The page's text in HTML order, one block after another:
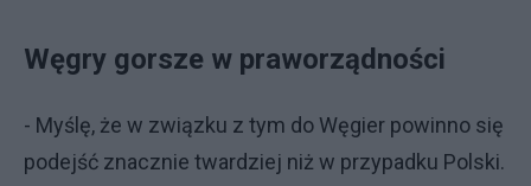
Węgry gorsze w praworządności
- Myślę, że w związku z tym do Węgier powinno się
podejść znacznie twardziej niż w przypadku Polski.